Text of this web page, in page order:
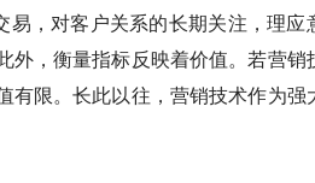
易，对客户关系的长期关注，理应
外，衡量指标反映着价值。若营销
有限。长此以往，营销技术作为强